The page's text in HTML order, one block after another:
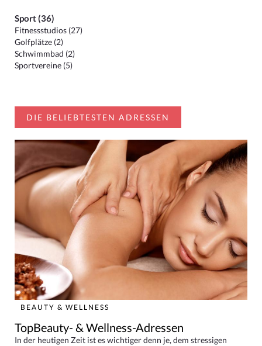
Sport (36)
Fitnessstudios (27)
Golfplätze (2)
Schwimmbad (2)
Sportvereine (5)
DIE BELIEBTESTEN ADRESSEN
BEAUTY & WELLNESS
TopBeauty- & Wellness-Adressen
In der heutigen Zeit ist es wichtiger denn je, dem stressigen